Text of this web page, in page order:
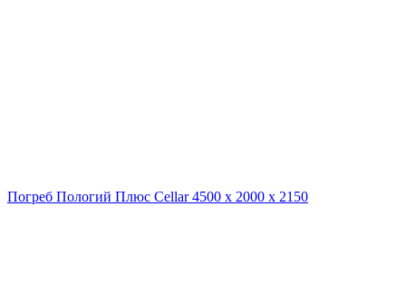
Погреб Пологий Плюс Cellar 4500 х 2000 х 2150